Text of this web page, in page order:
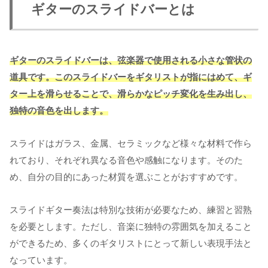
ギターのスライドバーとは
ギターのスライドバーは、弦楽器で使用される小さな管状の
道具です。このスライドバーをギタリストが指にはめて、ギ
ター上を滑らせることで、滑らかなピッチ変化を生み出し、
独特の音色を出します。
スライドはガラス、金属、セラミックなど様々な材料で作ら
れており、それぞれ異なる音色や感触になります。そのた
め、自分の目的にあった材質を選ぶことがおすすめです。
スライドギター奏法は特別な技術が必要なため、練習と習熟
を必要とします。ただし、音楽に独特の雰囲気を加えること
ができるため、多くのギタリストにとって新しい表現手法と
なっています。